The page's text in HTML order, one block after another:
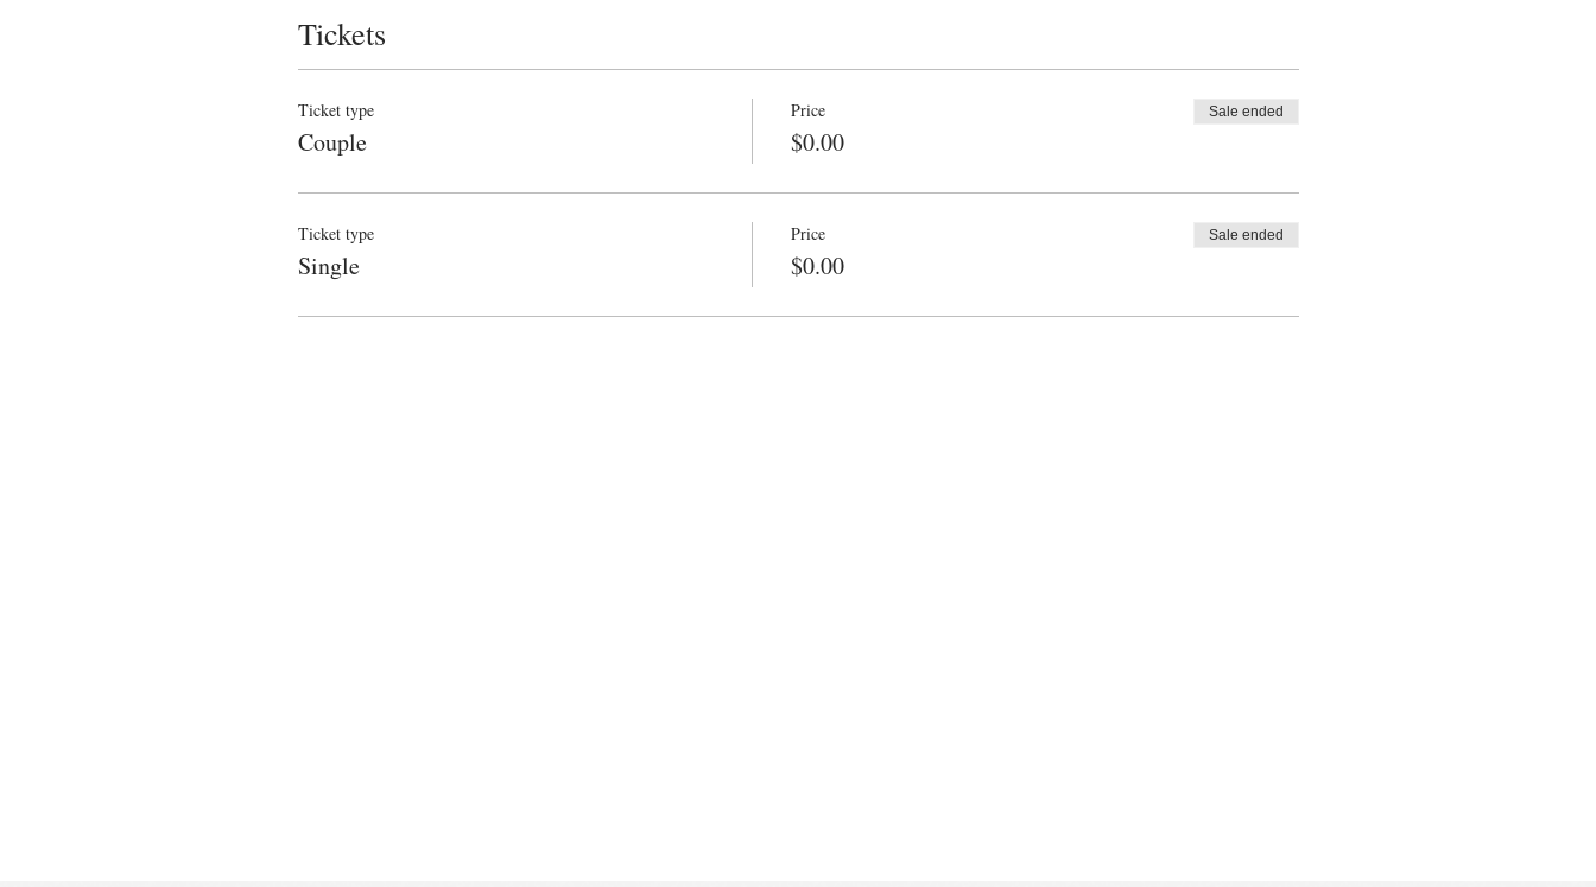
Tickets
Ticket type
Couple
Price
$0.00
Sale ended
Ticket type
Single
Price
$0.00
Sale ended